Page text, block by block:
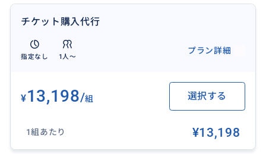
チケット購入代行
指定なし 1人〜
プラン詳細
¥13,198/組 選択する
1組あたり ¥13,198